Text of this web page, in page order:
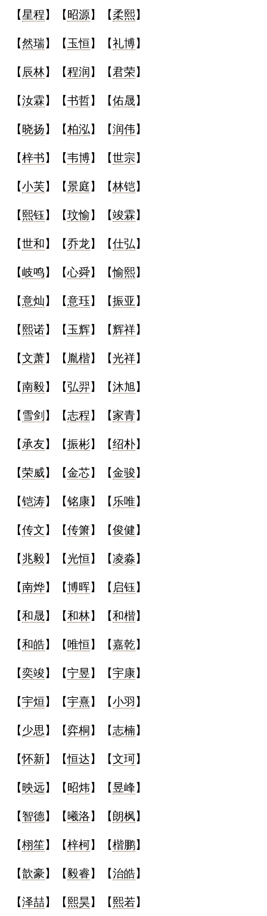
【星程】【 昭源】【柔熙】
【然瑞】【玉恒】【礼博】
【 辰林】【程润 】【君荣】
【汝霖】【书哲】【佑晟】
【 晓扬】【柏泓】【润伟】
【梓书】【韦博】【世宗】
【小芙】【景庭】【林铠】
【熙钰】【玟愉】【竣霖】
【世和】【乔龙】【仕弘】
【岐鸣】【心舜】【愉熙】
【意灿】【意珏】【振亚 】
【熙诺】【玉辉】【辉祥】
【文萧】【 胤楷】【光祥】
【南毅】【弘羿】【沐旭】
【 雪剑 】【志程】【家青】
【承友】【振彬】【绍朴】
【荣威】【金芯】【金骏】
【铠涛】【铭康】【 乐唯】
【传文】【传箫】【俊健】
【兆毅】【光恒】【凌淼】
【南烨】【博晖】【 启钰】
【和晟】【和林】【和楷】
【和皓】【 唯恒】【嘉乾】
【奕竣】【宁昱】【宇康】
【宇烜】【宇熹】【小羽 】
【少思 】【弈桐 】【志楠】
【怀新】【恒达】【文珂】
【 映远】【 昭炜】【昱峰】
【智德】【 曦洛】【朗枫】
【栩笙】【梓柯】【楷鹏】
【歆豪】【毅睿】【治皓】
【泽喆】【熙昊】【熙若】